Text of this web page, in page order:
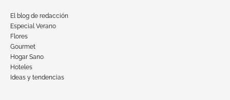
El blog de redacción
Especial Verano
Flores
Gourmet
Hogar Sano
Hoteles
Ideas y tendencias